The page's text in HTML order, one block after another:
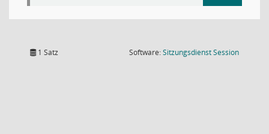
1 Satz Software:SitzungsdienstSession(Wird in